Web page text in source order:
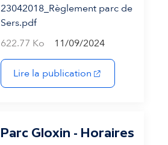
23042018_Règlement parc de
Sers.pdf
622.77 Ko
11/09/2024
Lire la publication (s'ouvre dans
Parc Gloxin - Horaires